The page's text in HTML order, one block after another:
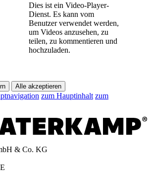
Dies ist ein Video-Player-
Dienst. Es kann vom
Benutzer verwendet werden,
um Videos anzusehen, zu
teilen, zu kommentieren und
hochzuladen.
Alle akzeptieren
zum Hauptinhalt zum
& Co. KG